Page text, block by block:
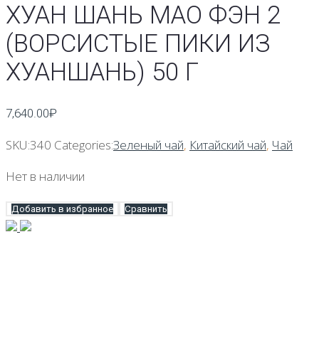
ХУАН ШАНЬ МАО ФЭН 2
(ВОРСИСТЫЕ ПИКИ ИЗ
ХУАНШАНЬ) 50 Г
7,640.00₽
SKU:340 Categories:Зеленый чай, Китайский чай, Чай
Нет в наличии
Добавить в избранное Сравнить